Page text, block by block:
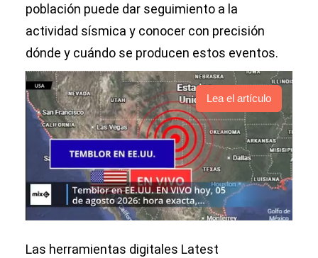
población puede dar seguimiento a la
actividad sísmica y conocer con precisión
dónde y cuándo se producen estos eventos.
Lea el artículo
Las herramientas digitales Latest